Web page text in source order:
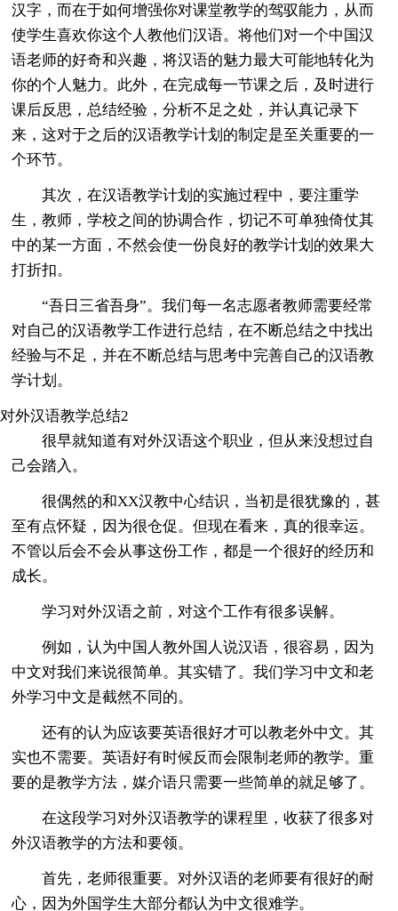
汉字，而在于如何增强你对课堂教学的驾驭能力，从而
使学生喜欢你这个人教他们汉语。将他们对一个中国汉
语老师的好奇和兴趣，将汉语的魅力最大可能地转化为
你的个人魅力。此外，在完成每一节课之后，及时进行
课后反思，总结经验，分析不足之处，并认真记录下
来，这对于之后的汉语教学计划的制定是至关重要的一
个环节。
其次，在汉语教学计划的实施过程中，要注重学
生，教师，学校之间的协调合作，切记不可单独倚仗其
中的某一方面，不然会使一份良好的教学计划的效果大
打折扣。
“吾日三省吾身”。我们每一名志愿者教师需要经常
对自己的汉语教学工作进行总结，在不断总结之中找出
经验与不足，并在不断总结与思考中完善自己的汉语教
学计划。
对外汉语教学总结2
很早就知道有对外汉语这个职业，但从来没想过自
己会踏入。
很偶然的和XX汉教中心结识，当初是很犹豫的，甚
至有点怀疑，因为很仓促。但现在看来，真的很幸运。
不管以后会不会从事这份工作，都是一个很好的经历和
成长。
学习对外汉语之前，对这个工作有很多误解。
例如，认为中国人教外国人说汉语，很容易，因为
中文对我们来说很简单。其实错了。我们学习中文和老
外学习中文是截然不同的。
还有的认为应该要英语很好才可以教老外中文。其
实也不需要。英语好有时候反而会限制老师的教学。重
要的是教学方法，媒介语只需要一些简单的就足够了。
在这段学习对外汉语教学的课程里，收获了很多对
外汉语教学的方法和要领。
首先，老师很重要。对外汉语的老师要有很好的耐
心，因为外国学生大部分都认为中文很难学。